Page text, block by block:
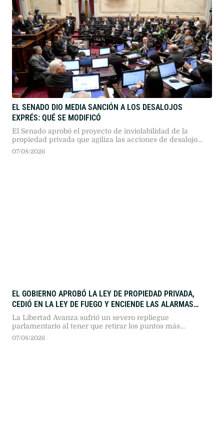
EL SENADO DIO MEDIA SANCIÓN A LOS DESALOJOS
EXPRÉS: QUÉ SE MODIFICÓ
El Senado aprobó el proyecto de inviolabilidad de la
propiedad privada que agiliza las acciones de desalojo
urbano y rural. La norma establece juicios sumarísimos,
exige intimar al inquilino por diez días y fija pautas de
07/08/2026
EL GOBIERNO APROBÓ LA LEY DE PROPIEDAD PRIVADA,
CEDIÓ EN LA LEY DE FUEGO Y ENCIENDE LAS ALARMAS
ELECTORALES
La Libertad Avanza sufrió un severo repliegue
parlamentario al tener que retirar los puntos más
ambiciosos de su proyecto en el recinto. La falta de
articulación política expone la fragilidad de la bancada
07/08/2026